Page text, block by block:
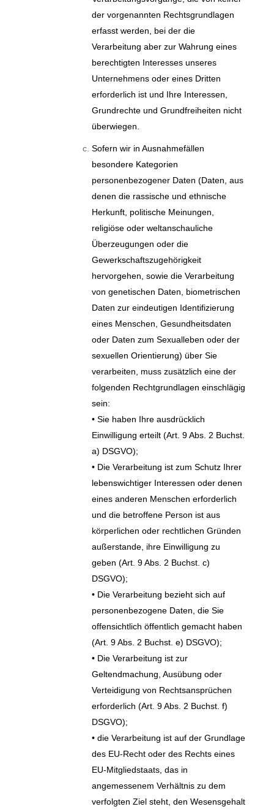
der vorgenannten Rechtsgrundlagen
erfasst werden, bei der die
Verarbeitung aber zur Wahrung eines
berechtigten Interesses unseres
Unternehmens oder eines Dritten
erforderlich ist und Ihre Interessen,
Grundrechte und Grundfreiheiten nicht
überwiegen.
Sofern wir in Ausnahmefällen
besondere Kategorien
personenbezogener Daten (Daten, aus
denen die rassische und ethnische
Herkunft, politische Meinungen,
religiöse oder weltanschauliche
Überzeugungen oder die
Gewerkschaftszugehörigkeit
hervorgehen, sowie die Verarbeitung
von genetischen Daten, biometrischen
Daten zur eindeutigen Identifizierung
eines Menschen, Gesundheitsdaten
oder Daten zum Sexualleben oder der
sexuellen Orientierung) über Sie
verarbeiten, muss zusätzlich eine der
folgenden Rechtgrundlagen einschlägig
sein:
• Sie haben Ihre ausdrücklich
Einwilligung erteilt (Art. 9 Abs. 2 Buchst.
a) DSGVO);
• Die Verarbeitung ist zum Schutz Ihrer
lebenswichtiger Interessen oder denen
eines anderen Menschen erforderlich
und die betroffene Person ist aus
körperlichen oder rechtlichen Gründen
außerstande, ihre Einwilligung zu
geben (Art. 9 Abs. 2 Buchst. c)
DSGVO);
• Die Verarbeitung bezieht sich auf
personenbezogene Daten, die Sie
offensichtlich öffentlich gemacht haben
(Art. 9 Abs. 2 Buchst. e) DSGVO);
• Die Verarbeitung ist zur
Geltendmachung, Ausübung oder
Verteidigung von Rechtsansprüchen
erforderlich (Art. 9 Abs. 2 Buchst. f)
DSGVO);
• die Verarbeitung ist auf der Grundlage
des EU-Recht oder des Rechts eines
EU-Mitgliedstaats, das in
angemessenem Verhältnis zu dem
verfolgten Ziel steht, den Wesensgehalt